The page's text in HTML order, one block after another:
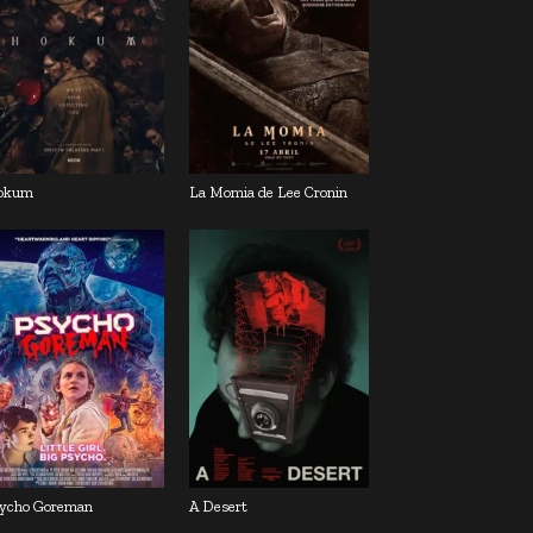
La Momia de Lee Cronin
Goreman A Desert